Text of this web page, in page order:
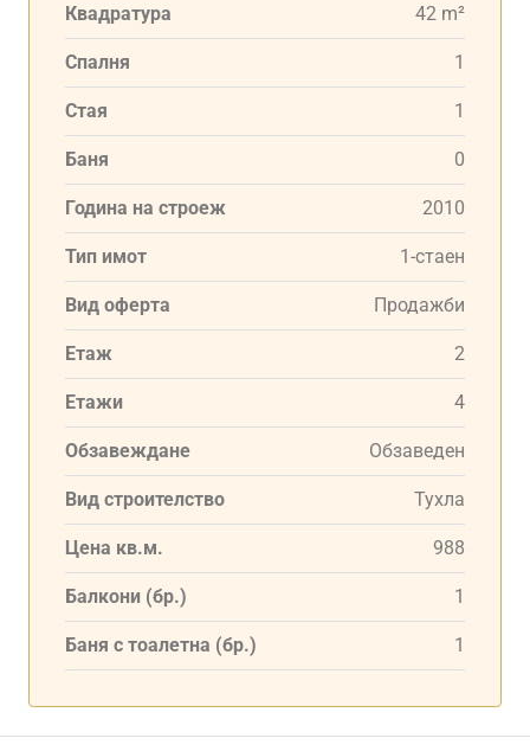
Квадратура 42 m²
Спалня 1
Стая 1
Баня 0
Година на строеж 2010
Тип имот 1-стаен
Вид оферта Продажби
Етаж 2
Етажи 4
Обзавеждане Обзаведен
Вид строителство Тухла
Цена кв.м. 988
Балкони (бр.) 1
Баня с тоалетна (бр.) 1